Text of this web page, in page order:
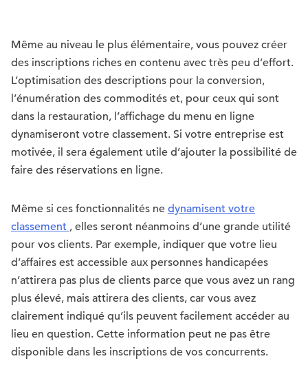
Même au niveau le plus élémentaire, vous pouvez créer
des inscriptions riches en contenu avec très peu d’effort.
L’optimisation des descriptions pour la conversion,
l’énumération des commodités et, pour ceux qui sont
dans la restauration, l’affichage du menu en ligne
dynamiseront votre classement. Si votre entreprise est
motivée, il sera également utile d’ajouter la possibilité de
faire des réservations en ligne.
Même si ces fonctionnalités ne dynamisent votre
classement , elles seront néanmoins d’une grande utilité
pour vos clients. Par exemple, indiquer que votre lieu
d’affaires est accessible aux personnes handicapées
n’attirera pas plus de clients parce que vous avez un rang
plus élevé, mais attirera des clients, car vous avez
clairement indiqué qu’ils peuvent facilement accéder au
lieu en question. Cette information peut ne pas être
disponible dans les inscriptions de vos concurrents.